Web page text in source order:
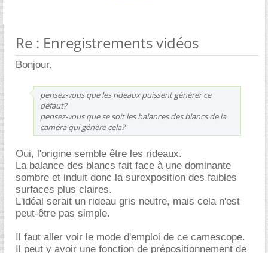
Re : Enregistrements vidéos
Bonjour.
pensez-vous que les rideaux puissent générer ce
défaut?
pensez-vous que se soit les balances des blancs de la
caméra qui génère cela?
Oui, l'origine semble être les rideaux.
La balance des blancs fait face à une dominante
sombre et induit donc la surexposition des faibles
surfaces plus claires.
L'idéal serait un rideau gris neutre, mais cela n'est
peut-être pas simple.
Il faut aller voir le mode d'emploi de ce camescope.
Il peut y avoir une fonction de prépositionnement de